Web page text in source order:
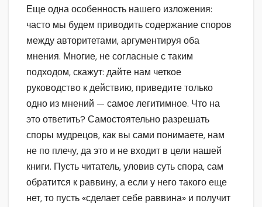
Еще одна особенность нашего изложения:
часто мы будем приводить содержание споров
между авторитетами, аргументируя оба
мнения. Многие, не согласные с таким
подходом, скажут: дайте нам четкое
руководство к действию, приведите только
одно из мнений — самое легитимное. Что на
это ответить? Самостоятельно разрешать
споры мудрецов, как вы сами понимаете, нам
не по плечу, да это и не входит в цели нашей
книги. Пусть читатель, уловив суть спора, сам
обратится к раввину, а если у него такого еще
нет, то пусть «сделает себе раввина» и получит